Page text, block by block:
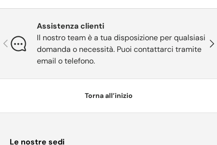
Indietro
Assistenza clienti
Il nostro team è a tua disposizione per qualsiasi
domanda o necessità. Puoi contattarci tramite
email o telefono.
Torna all’inizio
Le nostre sedi